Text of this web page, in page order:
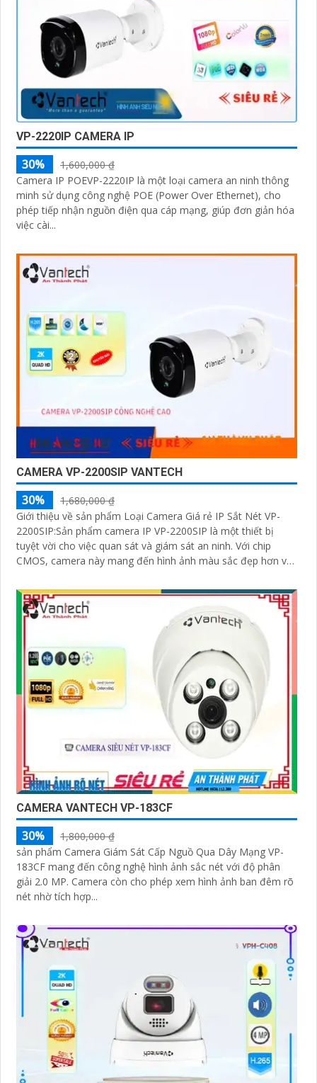
VP-2220IP CAMERA IP
30%
1,600,000 ₫
Camera IP POEVP-2220IP là một loại camera an ninh thông
minh sử dụng công nghệ POE (Power Over Ethernet), cho
phép tiếp nhận nguồn điện qua cáp mạng, giúp đơn giản hóa
việc cài...
CAMERA VP-2200SIP VANTECH
30%
1,680,000 ₫
Giới thiệu về sản phẩm Loại Camera Giá rẻ IP Sắt Nét VP-
2200SIP:Sản phẩm camera IP VP-2200SIP là một thiết bị
tuyệt vời cho việc quan sát và giám sát an ninh. Với chip
CMOS, camera này mang đến hình ảnh màu sắc đẹp hơn và
CAMERA VANTECH VP-183CF
30%
1,800,000 ₫
sản phẩm Camera Giám Sát Cấp Nguồ Qua Dây Mạng VP-
183CF mang đến công nghệ hình ảnh sắc nét với độ phân
giải 2.0 MP. Camera còn cho phép xem hình ảnh ban đêm rõ
nét nhờ tích hợp...